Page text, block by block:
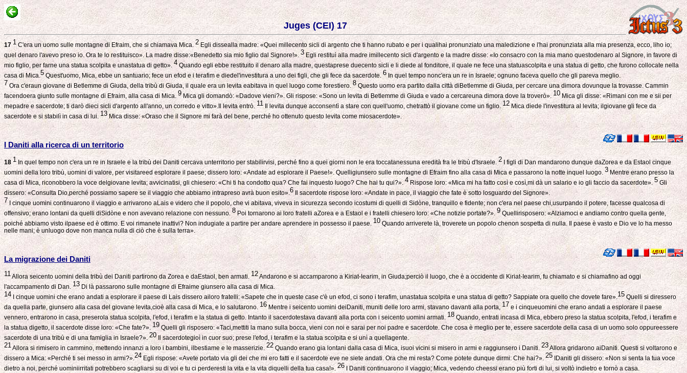
Juges (CEI) 17
17 1C'era un uomo sulle montagne di Efraim, che si chiamava Mica. 2Egli dissealla madre: «Quei millecento sicli di argento che ti hanno rubato e per i qualihai pronunziato una maledizione e l'hai pronunziata alla mia presenza, ecco, liho io;
quel denaro l'avevo preso io. Ora te lo restituisco». La madre disse:«Benedetto sia mio figlio dal Signore!». 3Egli restituì alla madre imillecento sicli d'argento e la madre disse: «Io consacro con la mia mano questodenaro al Signore, in favore di
mio figlio, per farne una statua scolpita e unastatua di getto». 4 Quando egli ebbe restituito il denaro alla madre, questaprese duecento sicli e li diede al fonditore, il quale ne fece una statuascolpita e una statua di getto, che furono collocate nella
casa di Mica.5Quest'uomo, Mica, ebbe un santuario; fece un efod e i terafim e diedel'investitura a uno dei figli, che gli fece da sacerdote. 6In quel tempo nonc'era un re in Israele; ognuno faceva quello che gli pareva meglio.
7 Ora c'eraun giovane di Betlemme di Giuda, della tribù di Giuda, il quale era un levita eabitava in quel luogo come forestiero.8 Questo uomo era partito dalla città diBetlemme di Giuda, per cercare una dimora dovunque la trovasse. Cammin
facendoera giunto sulle montagne di Efraim, alla casa di Mica. 9Mica gli domandò: «Dadove vieni?». Gli rispose: «Sono un levita di Betlemme di Giuda e vado a cercareuna dimora dove la troverò». 10Mica gli disse: «Rimani con me e sii per
mepadre e sacerdote; ti darò dieci sicli d'argento all'anno, un corredo e vitto».Il levita entrò. 11 Il levita dunque acconsentì a stare con quell'uomo, chetrattò il giovane come un figlio.12 Mica diede l'investitura al levita; ilgiovane gli fece da
sacerdote e si stabilì in casa di lui. 13 Mica disse: «Oraso che il Signore mi farà del bene, perché ho ottenuto questo levita come miosacerdote».
I Daniti alla ricerca di un territorio
18 1 In quel tempo non c'era un re in Israele e la tribù dei Daniti cercava unterritorio per stabilirvisi, perché fino a quei giorni non le era toccatanessuna eredità fra le tribù d'Israele.2 I figli di Dan mandarono dunque daZorea e da Estaol cinque
uomini della loro tribù, uomini di valore, per visitareed esplorare il paese; dissero loro: «Andate ad esplorare il Paese!». Quelligiunsero sulle montagne di Efraim fino alla casa di Mica e passarono la notte inquel luogo. 3Mentre erano presso la
casa di Mica, riconobbero la voce delgiovane levita; avvicinatisi, gli chiesero: «Chi ti ha condotto qua? Che fai inquesto luogo? Che hai tu qui?».4Rispose loro: «Mica mi ha fatto così e così,mi dà un salario e io gli faccio da sacerdote».5 Gli
dissero: «Consulta Dio,perché possiamo sapere se il viaggio che abbiamo intrapreso avrà buon esito».6 Il sacerdote rispose loro: «Andate in pace, il viaggio che fate è sotto losguardo del Signore».
7I cinque uomini continuarono il viaggio e arrivarono aLais e videro che il popolo, che vi abitava, viveva in sicurezza secondo icostumi di quelli di Sidòne, tranquillo e fidente; non c'era nel paese chi,usurpando il potere, facesse qualcosa di
offensivo; erano lontani da quelli diSidòne e non avevano relazione con nessuno.8 Poi tornarono ai loro fratelli aZorea e a Estaol e i fratelli chiesero loro: «Che notizie portate?». 9Quellirisposero: «Alziamoci e andiamo contro quella gente,
poiché abbiamo visto ilpaese ed è ottimo. E voi rimanete inattivi? Non indugiate a partire per andare aprendere in possesso il paese. 10 Quando arriverete là, troverete un popolo chenon sospetta di nulla. Il paese è vasto e Dio ve lo ha messo
nelle mani; è unluogo dove non manca nulla di ciò che è sulla terra».
La migrazione dei Daniti
11 Allora seicento uomini della tribù dei Daniti partirono da Zorea e daEstaol, ben armati. 12Andarono e si accamparono a Kiriat-Iearim, in Giuda;perciò il luogo, che è a occidente di Kiriat-Iearim, fu chiamato e si chiamafino ad oggi
l'accampamento di Dan. 13Di là passarono sulle montagne di Efraime giunsero alla casa di Mica.
14 I cinque uomini che erano andati a esplorare il paese di Lais dissero ailoro fratelli: «Sapete che in queste case c'è un efod, ci sono i terafim, unastatua scolpita e una statua di getto? Sappiate ora quello che dovete fare».15Quelli si diressero
da quella parte, giunsero alla casa del giovane levita,cioè alla casa di Mica, e lo salutarono. 16 Mentre i seicento uomini deiDaniti, muniti delle loro armi, stavano davanti alla porta,17e i cinqueuomini che erano andati a esplorare il paese
vennero, entrarono in casa, preserola statua scolpita, l'efod, i terafim e la statua di getto. Intanto il sacerdotestava davanti alla porta con i seicento uomini armati. 18Quando, entrati incasa di Mica, ebbero preso la statua scolpita, l'efod, i terafim e
la statua digetto, il sacerdote disse loro: «Che fate?».19Quelli gli risposero: «Taci,mettiti la mano sulla bocca, vieni con noi e sarai per noi padre e sacerdote. Che cosa è meglio per te, essere sacerdote della casa di un uomo solo oppureessere
sacerdote di una tribù e di una famiglia in Israele?».20Il sacerdotegioì in cuor suo; prese l'efod, i terafim e la statua scolpita e si unì a quellagente.
21 Allora si rimisero in cammino, mettendo innanzi a loro i bambini, ilbestiame e le masserizie.22 Quando erano gia lontani dalla casa di Mica, isuoi vicini si misero in armi e raggiunsero i Daniti. 23Allora gridarono aiDaniti. Questi si voltarono e
dissero a Mica: «Perché ti sei messo in armi?».24 Egli rispose: «Avete portato via gli dei che mi ero fatti e il sacerdote eve ne siete andati. Ora che mi resta? Come potete dunque dirmi: Che hai?».25 IDaniti gli dissero: «Non si senta la tua voce
dietro a noi, perché uominiirritati potrebbero scagliarsi su di voi e tu ci perderesti la vita e la vita diquelli della tua casa!». 26I Daniti continuarono il viaggio; Mica, vedendo cheessi erano più forti di lui, si voltò indietro e tornò a casa.